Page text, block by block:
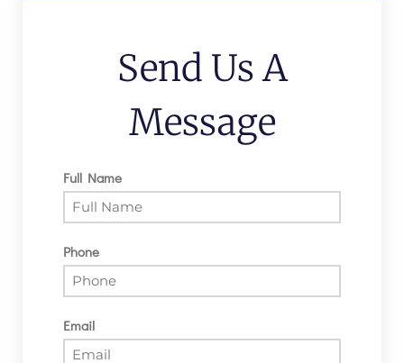
Send Us A
Message
Full Name
Phone
Email